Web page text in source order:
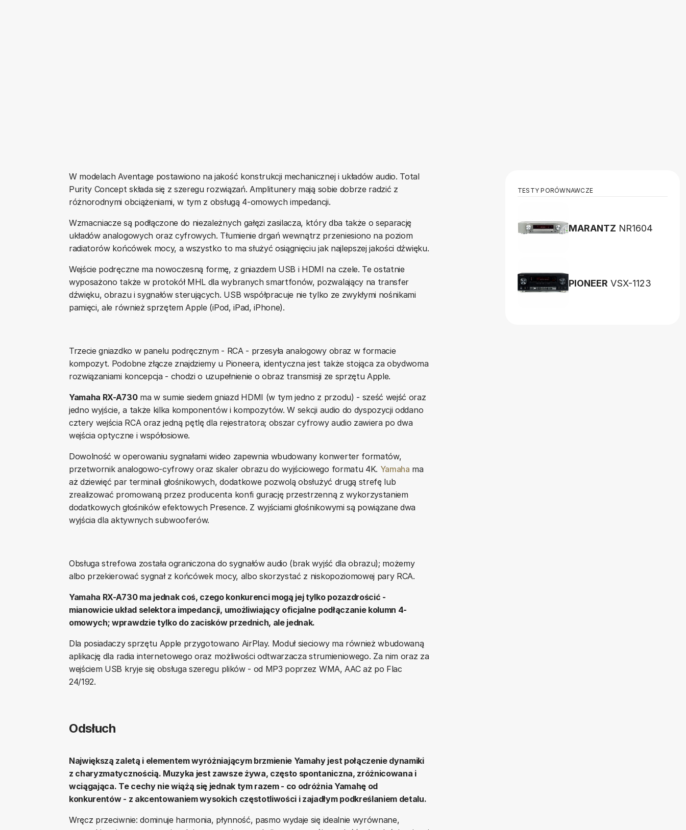
W modelach Aventage postawiono na jakość konstrukcji mechanicznej i układów audio. Total
Purity Concept składa się z szeregu rozwiązań. Amplitunery mają sobie dobrze radzić z
różnorodnymi obciążeniami, w tym z obsługą 4-omowych impedancji.
Wzmacniacze są podłączone do niezależnych gałęzi zasilacza, który dba także o separację
układów analogowych oraz cyfrowych. Tłumienie drgań wewnątrz przeniesiono na poziom
radiatorów końcówek mocy, a wszystko to ma służyć osiągnięciu jak najlepszej jakości dźwięku.
Wejście podręczne ma nowoczesną formę, z gniazdem USB i HDMI na czele. Te ostatnie
wyposażono także w protokół MHL dla wybranych smartfonów, pozwalający na transfer
dźwięku, obrazu i sygnałów sterujących. USB współpracuje nie tylko ze zwykłymi nośnikami
pamięci, ale również sprzętem Apple (iPod, iPad, iPhone).
Trzecie gniazdko w panelu podręcznym - RCA - przesyła analogowy obraz w formacie
kompozyt. Podobne złącze znajdziemy u Pioneera, identyczna jest także stojąca za obydwoma
rozwiązaniami koncepcja - chodzi o uzupełnienie o obraz transmisji ze sprzętu Apple.
Yamaha RX-A730ma w sumie siedem gniazd HDMI (w tym jedno z przodu) - sześć wejść oraz
jedno wyjście, a także kilka komponentów i kompozytów. W sekcji audio do dyspozycji oddano
cztery wejścia RCA oraz jedną pętlę dla rejestratora; obszar cyfrowy audio zawiera po dwa
wejścia optyczne i współosiowe.
Dowolność w operowaniu sygnałami wideo zapewnia wbudowany konwerter formatów,
przetwornik analogowo-cyfrowy oraz skaler obrazu do wyjściowego formatu 4K. Yamaha ma
aż dziewięć par terminali głośnikowych, dodatkowe pozwolą obsłużyć drugą strefę lub
zrealizować promowaną przez producenta konfi gurację przestrzenną z wykorzystaniem
dodatkowych głośników efektowych Presence. Z wyjściami głośnikowymi są powiązane dwa
wyjścia dla aktywnych subwooferów.
Obsługa strefowa została ograniczona do sygnałów audio (brak wyjść dla obrazu); możemy
albo przekierować sygnał z końcówek mocy, albo skorzystać z niskopoziomowej pary RCA.
Yamaha RX-A730 ma jednak coś, czego konkurenci mogą jej tylko pozazdrościć -
mianowicie układ selektora impedancji, umożliwiający oficjalne podłączanie kolumn 4-
omowych; wprawdzie tylko do zacisków przednich, ale jednak.
Dla posiadaczy sprzętu Apple przygotowano AirPlay. Moduł sieciowy ma również wbudowaną
aplikację dla radia internetowego oraz możliwości odtwarzacza strumieniowego. Za nim oraz za
wejściem USB kryje się obsługa szeregu plików - od MP3 poprzez WMA, AAC aż po Flac
24/192.
Odsłuch
Największą zaletą i elementem wyróżniającym brzmienie Yamahy jest połączenie dynamiki
z charyzmatycznością. Muzyka jest zawsze żywa, często spontaniczna, zróżnicowana i
wciągająca. Te cechy nie wiążą się jednak tym razem - co odróżnia Yamahę od
konkurentów - z akcentowaniem wysokich częstotliwości i zajadłym podkreślaniem detalu.
Wręcz przeciwnie: dominuje harmonia, płynność, pasmo wydaje się idealnie wyrównane,
TESTY PORÓWNAWCZE
MARANTZ NR1604
PIONEER VSX-1123